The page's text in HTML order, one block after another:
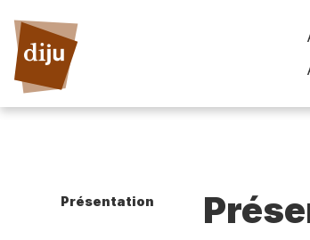
Présentation